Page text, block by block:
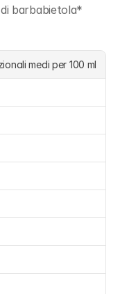
barbabietola*
medi per 100 ml